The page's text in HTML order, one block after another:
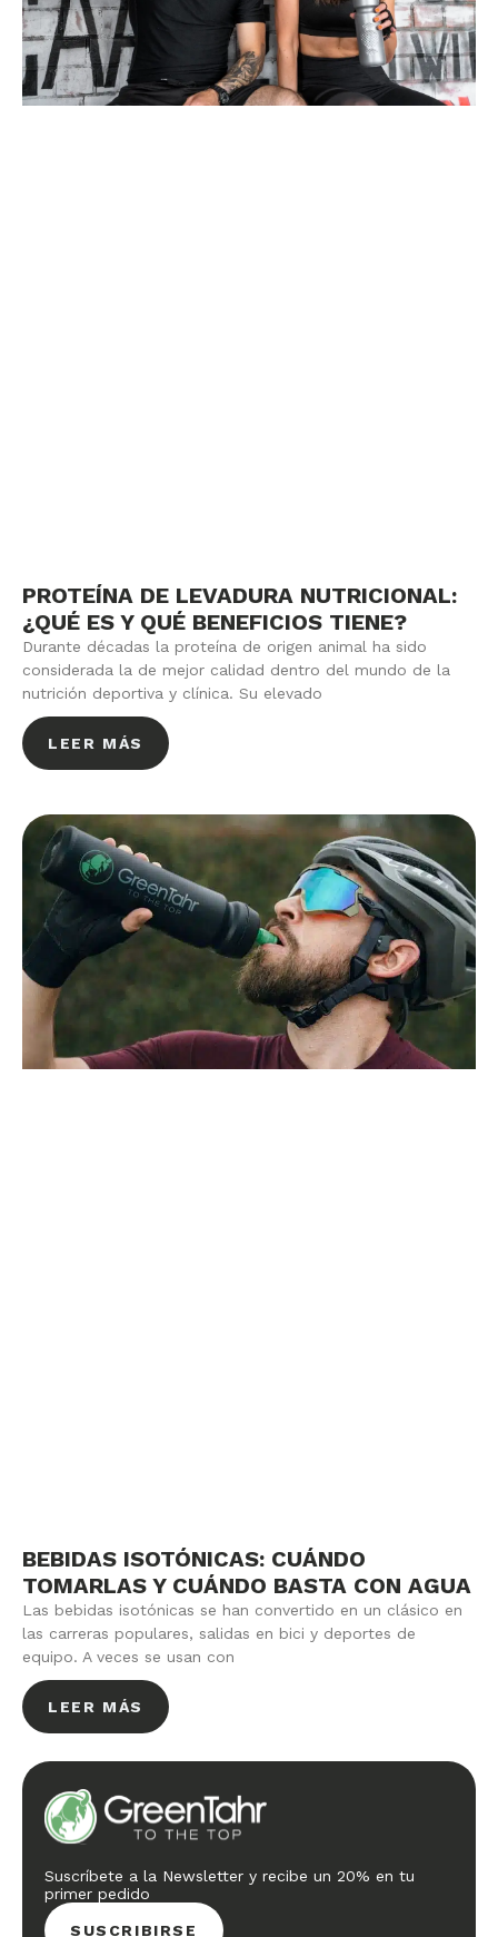
PROTEÍNA DE LEVADURA NUTRICIONAL:
¿QUÉ ES Y QUÉ BENEFICIOS TIENE?
Durante décadas la proteína de origen animal ha sido
considerada la de mejor calidad dentro del mundo de la
nutrición deportiva y clínica. Su elevado
LEER MÁS
BEBIDAS ISOTÓNICAS: CUÁNDO
TOMARLAS Y CUÁNDO BASTA CON AGUA
Las bebidas isotónicas se han convertido en un clásico en
las carreras populares, salidas en bici y deportes de
equipo. A veces se usan con
LEER MÁS
Suscríbete a la Newsletter y recibe un 20% en tu
primer pedido
SUSCRIBIRSE